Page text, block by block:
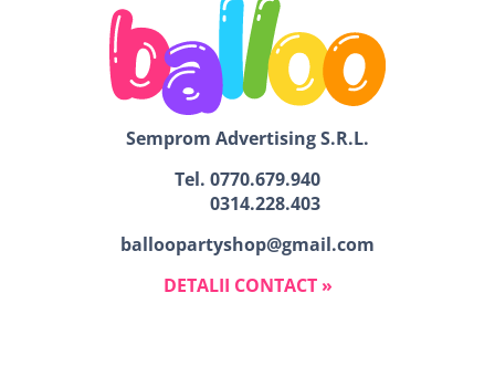
Semprom Advertising S.R.L.
Tel. 0770.679.940
0314.228.403
balloopartyshop@gmail.com
DETALII CONTACT »